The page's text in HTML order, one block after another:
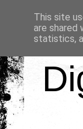
This site
are shared
statistics,